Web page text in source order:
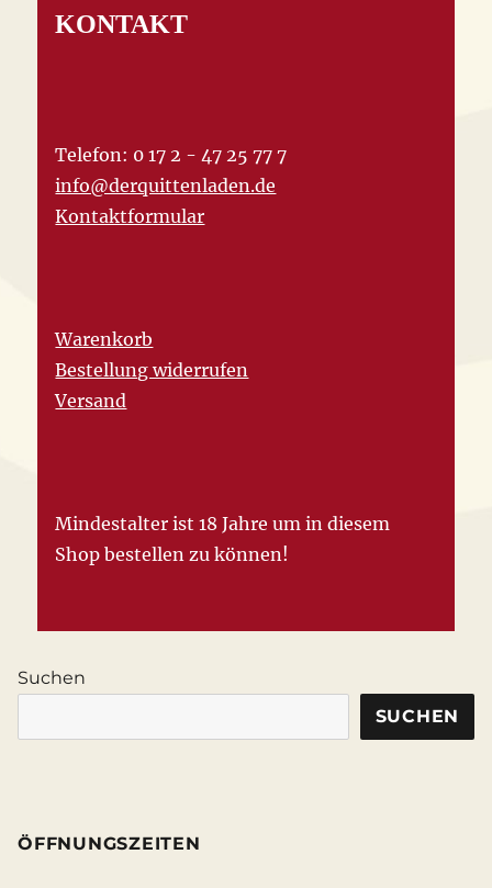
KONTAKT
Telefon: 0 17 2 - 47 25 77 7
info@derquittenladen.de
Kontaktformular
Warenkorb
Bestellung widerrufen
Versand
Mindestalter ist 18 Jahre um in diesem
Shop bestellen zu können!
Suchen
SUCHEN
ÖFFNUNGSZEITEN